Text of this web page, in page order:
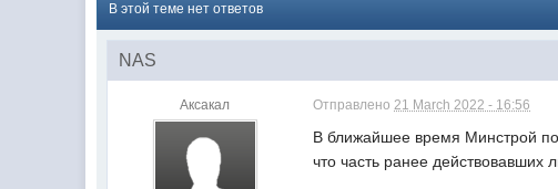
В этой теме нет ответов
NAS
Аксакал Отправлено21 March 2022 - 16:56
В ближайшее время Минстрой
что часть ранее действовавших